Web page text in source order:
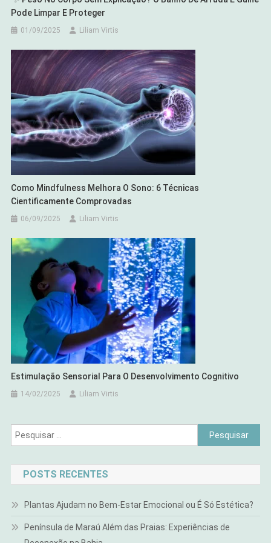
Pode Limpar E Proteger
01/09/2025 Liliam Virtis
Como Mindfulness Melhora O Sono: 6 Técnicas
Cientificamente Comprovadas
06/09/2025 Liliam Virtis
Estimulação Sensorial Para O Desenvolvimento Cognitivo
14/02/2025 Liliam Virtis
Pesquisar
por:
POSTS RECENTES
Plantas Ajudam no Bem-Estar Emocional ou É Só Estética?
Península de Maraú Além das Praias: Experiências de